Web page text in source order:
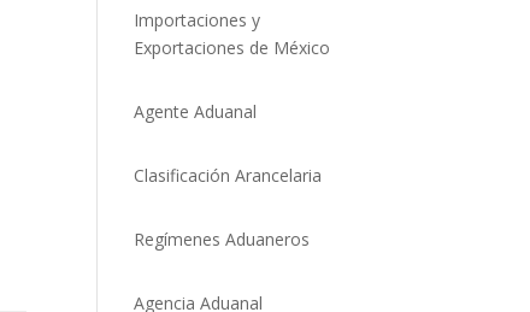
Importaciones y
Exportaciones de México
Agente Aduanal
Clasificación Arancelaria
Regímenes Aduaneros
Agencia Aduanal